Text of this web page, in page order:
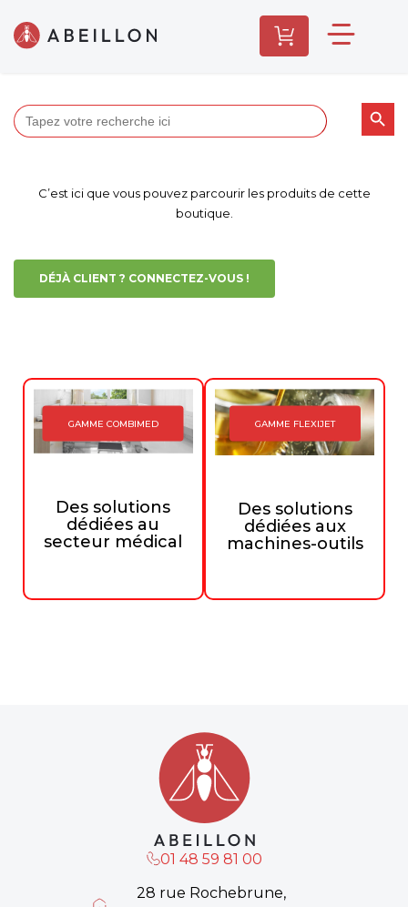
Search
for:
Search
C’est ici que vous pouvez parcourir les produits de cette
boutique.
DÉJÀ CLIENT ? CONNECTEZ-VOUS !
GAMME COMBIMED
Des solutions
dédiées au
secteur médical
GAMME FLEXIJET
Des solutions
dédiées aux
machines-outils
01 48 59 81 00
28 rue Rochebrune,